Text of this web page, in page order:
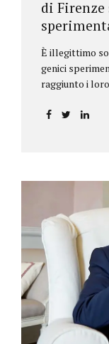
di
È illegittimo
genici
raggiunto i
alla
76/2021. La
Tribunale di
tale
la propria
svolgimento
fiorentino,